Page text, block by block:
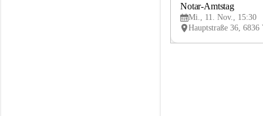
Notar-Amtstag
Mi., 11. Nov., 15:30